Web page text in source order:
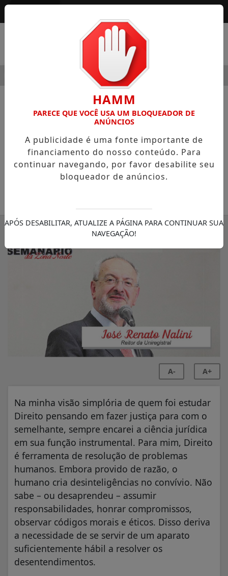
HOSPITAL SAMARITANO HIGIENÓPOLIS
COLUNISTAS
Abuso recursal
Na minha visão simplória de quem foi
estudar Direito pensando em fazer justiça
para com o semelhante
A- A+
Na minha visão simplória de quem foi estudar
Direito pensando em fazer justiça para com o
semelhante, sempre encarei a ciência jurídica
em sua função instrumental. Para mim, Direito
é ferramenta de resolução de problemas
humanos. Embora provido de razão, o
humano cria desinteligências no convívio. Não
sabe – ou desaprendeu – assumir
responsabilidades, honrar compromissos,
observar códigos morais e éticos. Disso deriva
a necessidade de se servir de um aparato
suficientemente hábil a resolver os
desentendimentos.
HAMM
PARECE QUE VOCÊ USA UM BLOQUEADOR DE
ANÚNCIOS
A publicidade é uma fonte importante de
financiamento do nosso conteúdo. Para
continuar navegando, por favor desabilite seu
bloqueador de anúncios.
APÓS DESABILITAR, ATUALIZE A PÁGINA PARA CONTINUAR SUA
NAVEGAÇÃO!